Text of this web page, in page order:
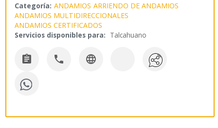
Categoría: ANDAMIOS ARRIENDO DE ANDAMIOS
ANDAMIOS MULTIDIRECCIONALES
ANDAMIOS CERTIFICADOS
Servicios disponibles para: Talcahuano
  